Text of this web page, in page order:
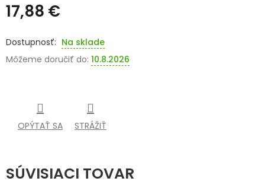
ZNAČKY
Prihlásenie
17,88 €
cena:
Na sklade
Môžeme doručiť do: 10.8.2026
OPÝTAŤ SA STRÁŽIŤ
SÚVISIACI TOVAR